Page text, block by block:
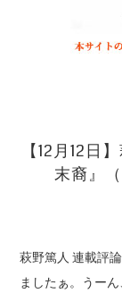
【12月12日
末裔』
萩野篤人 連載評
ましたぁ。うー